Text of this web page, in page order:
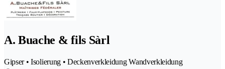
A. Buache & fils Sàrl
Gipser • Isolierung • Deckenverkleidung Wandverkleidung